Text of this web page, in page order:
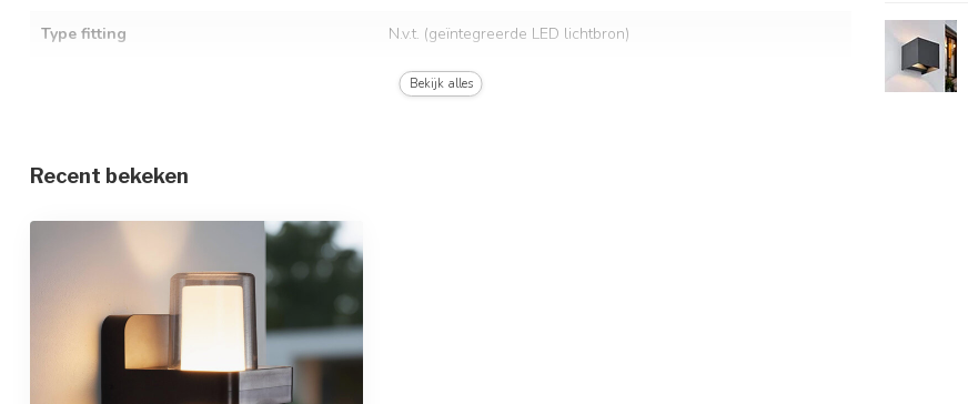
Type fitting N.v.t. (geïntegreerde LED lichtbron)
2 x 3,5 watt
Frequentie
Kleur armatuur
Bekijk alles
Recent bekeken